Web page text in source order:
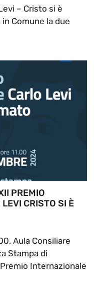
– Cristo si è
Comune la due
PREMIO
CRISTO SI È
Aula Consiliare
Stampa di
Internazionale